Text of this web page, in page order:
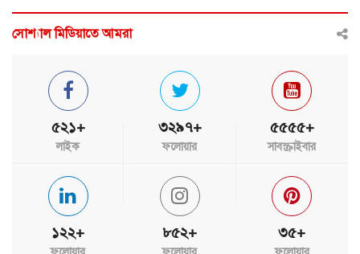
সোশ্যাল মিডিয়াতে আমরা
৫২১+
লাইক
৩২৯৭+
ফলোয়ার
৫৫৫৫+
সাবস্ক্রাইবার
১২২+ ৮৫২+ ৩৫+